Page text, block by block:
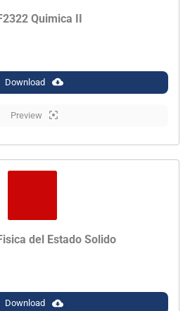
Quimica II
Download
Preview
del Estado Solido
Download